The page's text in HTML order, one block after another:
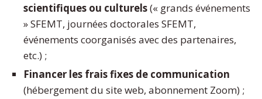
scientifiques ou culturels(« grands événements
» SFEMT, journées doctorales SFEMT,
événements coorganisés avec des partenaires,
etc.) ;
Financer les frais fixes de communication
(hébergement du site web, abonnement Zoom) ;